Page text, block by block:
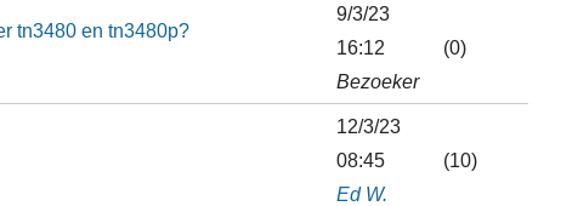
tn3480 en tn3480p?
9/3/23
16:12
Bezoeker
(0)
12/3/23
08:45
Ed W.
(10)